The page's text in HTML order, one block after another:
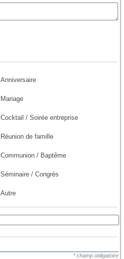
Anniversaire
Mariage
Cocktail / Soirée entreprise
Réunion de famille
Communion / Baptême
Séminaire / Congrès
Autre
* champ obligatoire